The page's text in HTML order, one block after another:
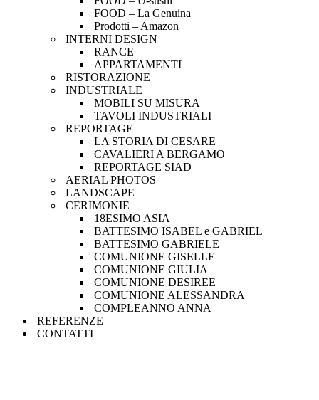
FOOD – La Genuina
Prodotti – Amazon
INTERNI DESIGN
RANCE
APPARTAMENTI
RISTORAZIONE
INDUSTRIALE
MOBILI SU MISURA
TAVOLI INDUSTRIALI
REPORTAGE
LA STORIA DI CESARE
CAVALIERI A BERGAMO
REPORTAGE SIAD
AERIAL PHOTOS
LANDSCAPE
CERIMONIE
18ESIMO ASIA
BATTESIMO ISABEL e GABRIEL
BATTESIMO GABRIELE
COMUNIONE GISELLE
COMUNIONE GIULIA
COMUNIONE DESIREE
COMUNIONE ALESSANDRA
COMPLEANNO ANNA
REFERENZE
CONTATTI